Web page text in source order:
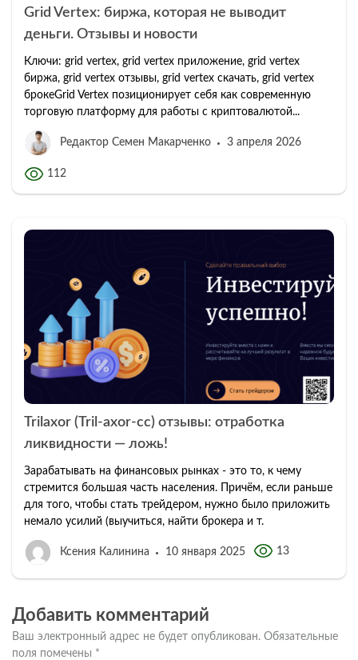
Grid Vertex: биржа, которая не выводит
деньги. Отзывы и новости
Ключи: grid vertex, grid vertex приложение, grid vertex
биржа, grid vertex отзывы, grid vertex скачать, grid vertex
брокеGrid Vertex позиционирует себя как современную
торговую платформу для работы с криптовалютой...
Редактор Семен Макарченко 3 апреля 2026
112
Trilaxor (Tril-axor-cc) отзывы: отработка
ликвидности — ложь!
Зарабатывать на финансовых рынках - это то, к чему
стремится большая часть населения. Причём, если раньше
для того, чтобы стать трейдером, нужно было приложить
немало усилий (выучиться, найти брокера и т.
Ксения Калинина 10 января 2025 13
Добавить комментарий
Ваш электронный адрес не будет опубликован. Обязательные
поля помечены *